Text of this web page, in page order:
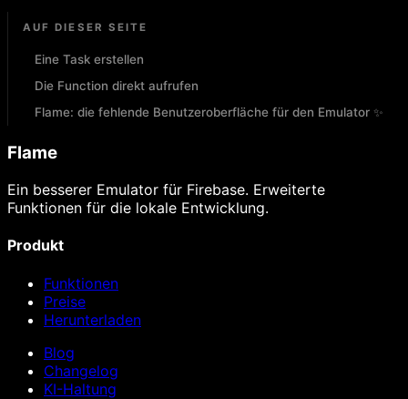
AUF DIESER SEITE
Eine Task erstellen
Die Function direkt aufrufen
Flame: die fehlende Benutzeroberfläche für den Emulator ✨
Flame
Ein besserer Emulator für Firebase. Erweiterte
Funktionen für die lokale Entwicklung.
Produkt
Funktionen
Preise
Herunterladen
Blog
Changelog
KI-Haltung